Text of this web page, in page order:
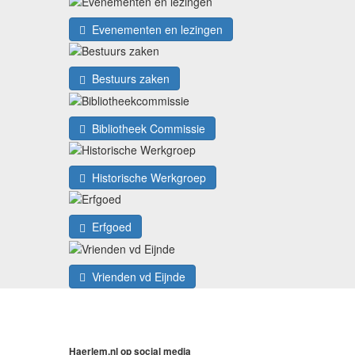
Evenementen en lezingen
Bestuurs zaken
Bibliotheek Commissie
Historische Werkgroep
Erfgoed
Vrienden vd Eijnde
Haerlem.nl op social media